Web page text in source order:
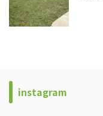
instagram